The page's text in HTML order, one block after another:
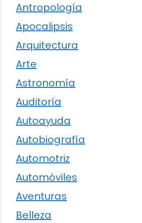
Antropología
Apocalipsis
Arquitectura
Arte
Astronomía
Auditoría
Autoayuda
Autobiografía
Automotriz
Automóviles
Aventuras
Belleza